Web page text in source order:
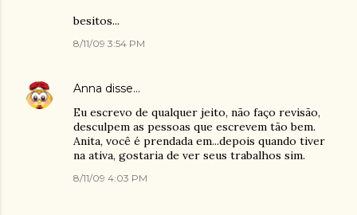
besitos...
8/11/09 3:54 PM
Anna disse…
Eu escrevo de qualquer jeito, não faço revisão,
desculpem as pessoas que escrevem tão bem.
Anita, você é prendada em...depois quando tiver
na ativa, gostaria de ver seus trabalhos sim.
8/11/09 4:03 PM